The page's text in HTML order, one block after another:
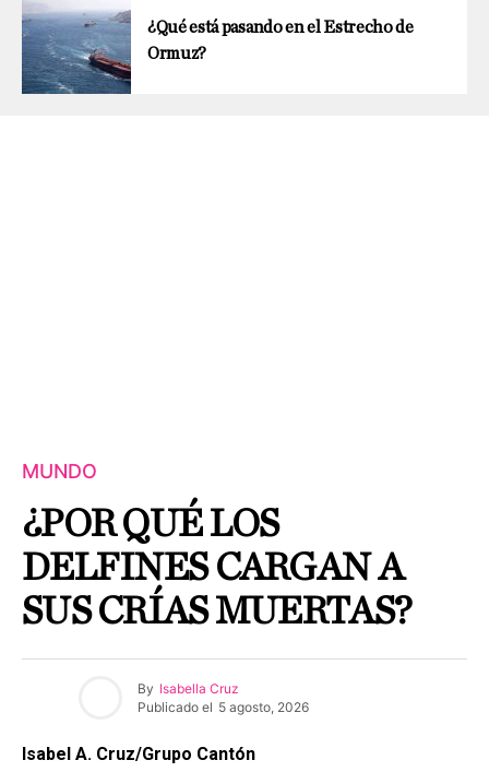
¿Qué está pasando en el Estrecho de
Ormuz?
MUNDO
¿POR QUÉ LOS
DELFINES CARGAN A
SUS CRÍAS MUERTAS?
By Isabella Cruz
Publicado el 5 agosto, 2026
Isabel A. Cruz/Grupo Cantón